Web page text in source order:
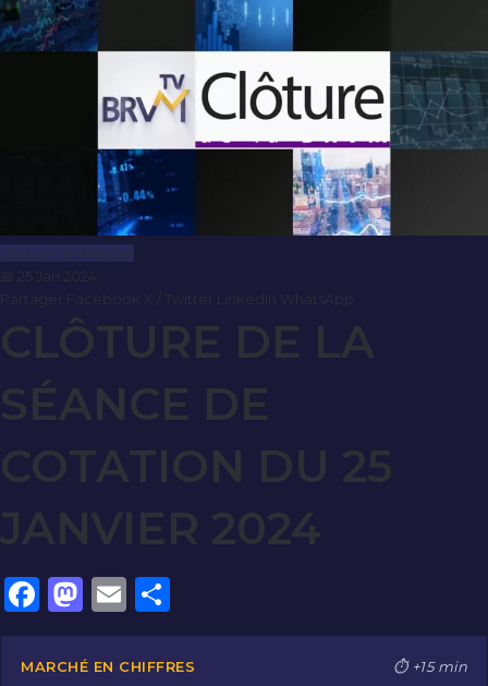
Clôture de Marché
CLÔTURE DE LA
SÉANCE DE
COTATION DU 25
JANVIER 2024
F
a
c
M
a
st
E
m
ai
ar
ta
MARCHÉ EN CHIFFRES ⏱ +15 min